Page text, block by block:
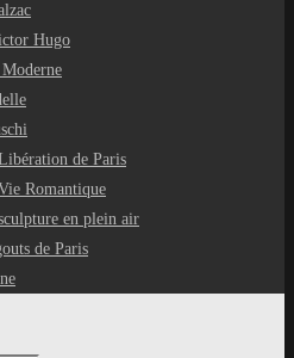
Hugo
de Paris
Romantique
en plein air
de Paris